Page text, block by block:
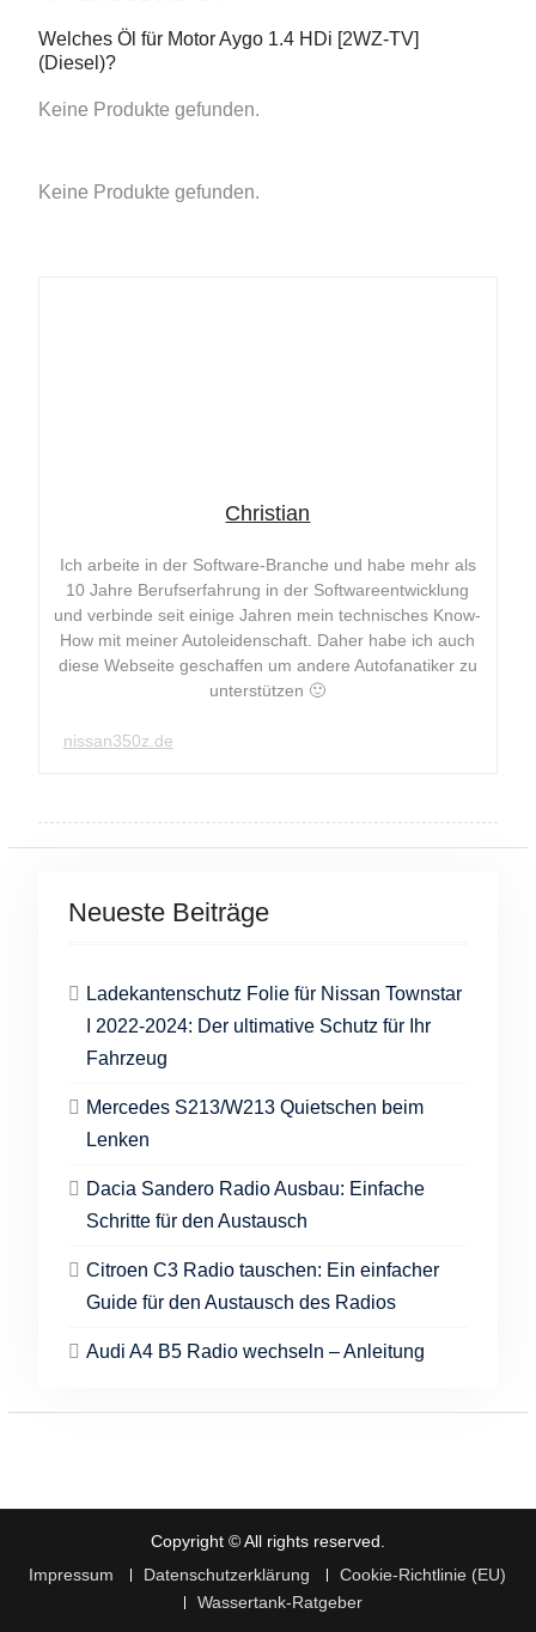
Welches Öl für Motor Aygo 1.4 HDi [2WZ-TV]
(Diesel)?
Keine Produkte gefunden.
Keine Produkte gefunden.
Christian
Ich arbeite in der Software-Branche und habe mehr als
10 Jahre Berufserfahrung in der Softwareentwicklung
und verbinde seit einige Jahren mein technisches Know-
How mit meiner Autoleidenschaft. Daher habe ich auch
diese Webseite geschaffen um andere Autofanatiker zu
unterstützen 🙂
nissan350z.de
Neueste Beiträge
Ladekantenschutz Folie für Nissan Townstar
I 2022-2024: Der ultimative Schutz für Ihr
Fahrzeug
Mercedes S213/W213 Quietschen beim
Lenken
Dacia Sandero Radio Ausbau: Einfache
Schritte für den Austausch
Citroen C3 Radio tauschen: Ein einfacher
Guide für den Austausch des Radios
Audi A4 B5 Radio wechseln – Anleitung
Copyright © All rights reserved.
Impressum
Datenschutzerklärung
Cookie-Richtlinie (EU)
Wassertank-Ratgeber